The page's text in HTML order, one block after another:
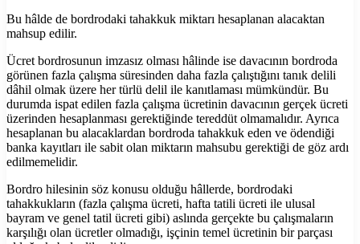
Bu hâlde de bordrodaki tahakkuk miktarı hesaplanan alacaktan
mahsup edilir.
Ücret bordrosunun imzasız olması hâlinde ise davacının bordroda
görünen fazla çalışma süresinden daha fazla çalıştığını tanık delili
dâhil olmak üzere her türlü delil ile kanıtlaması mümkündür. Bu
durumda ispat edilen fazla çalışma ücretinin davacının gerçek ücreti
üzerinden hesaplanması gerektiğinde tereddüt olmamalıdır. Ayrıca
hesaplanan bu alacaklardan bordroda tahakkuk eden ve ödendiği
banka kayıtları ile sabit olan miktarın mahsubu gerektiği de göz ardı
edilmemelidir.
Bordro hilesinin söz konusu olduğu hâllerde, bordrodaki
tahakkukların (fazla çalışma ücreti, hafta tatili ücreti ile ulusal
bayram ve genel tatil ücreti gibi) aslında gerçekte bu çalışmaların
karşılığı olan ücretler olmadığı, işçinin temel ücretinin bir parçası